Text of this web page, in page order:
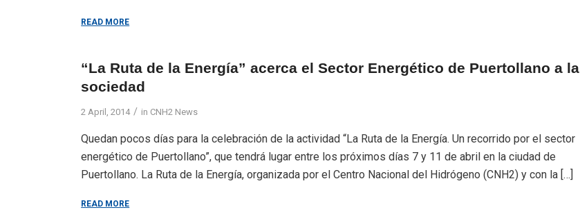
READ MORE
“La Ruta de la Energía” acerca el Sector Energético de Puertollano a la
sociedad
2 April, 2014 / in CNH2 News
Quedan pocos días para la celebración de la actividad “La Ruta de la Energía. Un recorrido por el sector
energético de Puertollano”, que tendrá lugar entre los próximos días 7 y 11 de abril en la ciudad de
Puertollano. La Ruta de la Energía, organizada por el Centro Nacional del Hidrógeno (CNH2) y con la […]
READ MORE